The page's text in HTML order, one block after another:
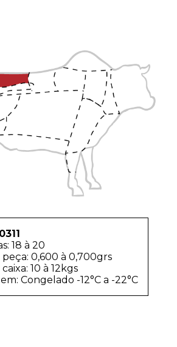
18 à 20
peça: 0,600 à 0,700grs
10 à 12kgs
Congelado -12°C a -22°C